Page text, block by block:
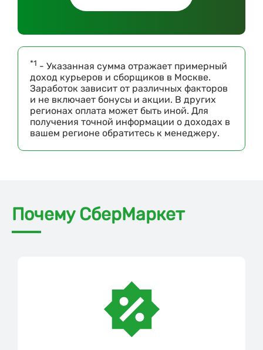
*1 - Указанная сумма отражает примерный
доход курьеров и сборщиков в Москве.
Заработок зависит от различных факторов
и не включает бонусы и акции. В других
регионах оплата может быть иной. Для
получения точной информации о доходах в
вашем регионе обратитесь к менеджеру.
Почему СберМаркет